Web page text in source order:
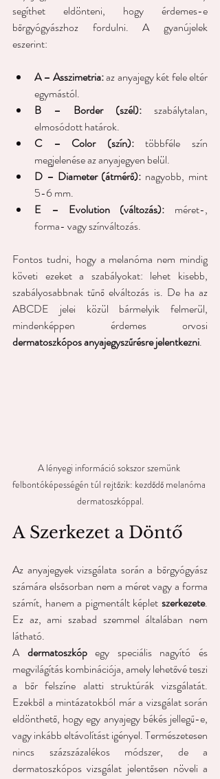
segíthet eldönteni, hogy érdemes-e
bőrgyógyászhoz fordulni. A gyanújelek
eszerint:
A – Asszimetria: az anyajegy két fele eltér
egymástól.
B – Border (szél): szabálytalan,
elmosódott határok.
C – Color (szín): többféle szín
megjelenése az anyajegyen belül.
D – Diameter (átmérő): nagyobb, mint
5-6 mm.
E – Evolution (változás): méret-,
forma- vagy színváltozás.
Fontos tudni, hogy a melanóma nem mindig
követi ezeket a szabályokat: lehet kisebb,
szabályosabbnak tűnő elváltozás is. De ha az
ABCDE jelei közül bármelyik felmerül,
dermatoszkópos anyajegyszűrésre jelentkezni.
A lényegi információ sokszor szemünk
felbontóképességén túl rejtőzik: kezdődő melanóma
dermatoszkóppal.
A Szerkezet a Döntő
Az anyajegyek vizsgálata során a bőrgyógyász
számára elsősorban nem a méret vagy a forma
számít, hanem a pigmentált képlet szerkezete.
Ez az, ami szabad szemmel általában nem
látható.
A dermatoszkóp egy speciális nagyító és
megvilágítás kombinációja, amely lehetővé teszi
a bőr felszíne alatti struktúrák vizsgálatát.
Ezekből a mintázatokból már a vizsgálat során
eldönthető, hogy egy anyajegy békés jellegű-e,
vagy inkább eltávolítást igényel. Természetesen
nincs százszázalékos módszer, de a
dermatoszkópos vizsgálat jelentősen növeli a